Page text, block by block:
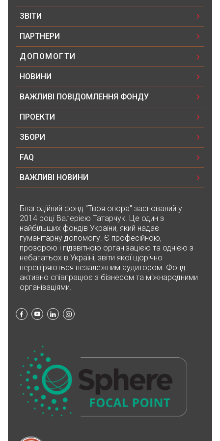
ЗВІТИ
ПАРТНЕРИ
ДОПОМОГТИ
НОВИНИ
ВАЖЛИВІ ПОВІДОМЛЕННЯ ФОНДУ
ПРОЕКТИ
ЗБОРИ
FAQ
ВАЖЛИВІ НОВИНИ
Благодійний фонд "Твоя опора" заснований у
2014 році Валерією Татарчук. Це один з
найбільших фондів України, який надає
гуманітарну допомогу. Є професійною,
прозорою і підзвітною організацією та однією з
небагатьох в Україні, звіти якої щорічно
перевіряються незалежним аудитором. Фонд
активно співпрацює з бізнесом та міжнародними
організаціями.